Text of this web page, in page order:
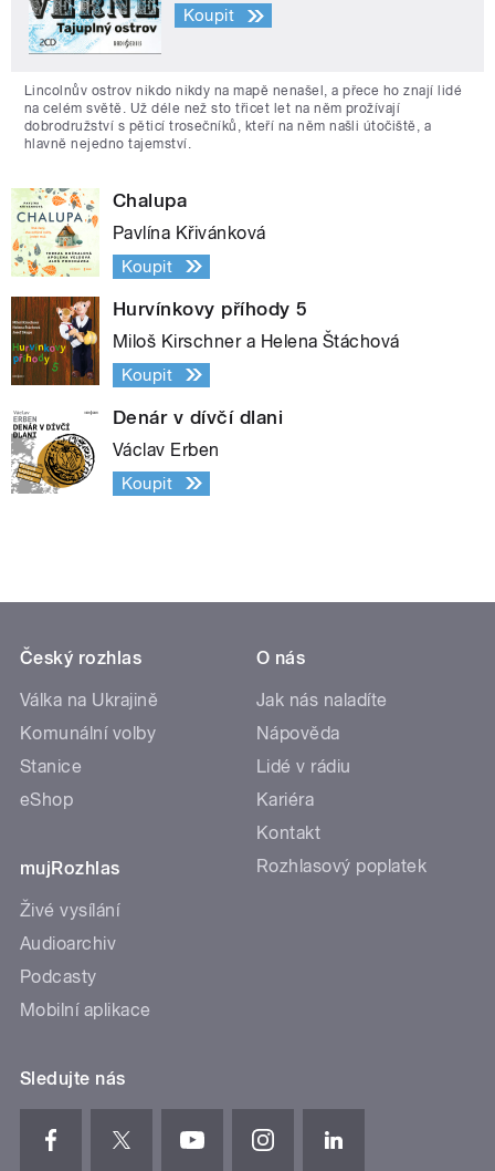
Koupit
Lincolnův ostrov nikdo nikdy na mapě nenašel, a přece ho znají lidé
na celém světě. Už déle než sto třicet let na něm prožívají
dobrodružství s pěticí trosečníků, kteří na něm našli útočiště, a
hlavně nejedno tajemství.
Chalupa
Pavlína Křivánková
Koupit
Hurvínkovy příhody 5
Miloš Kirschner a Helena Štáchová
Koupit
Denár v dívčí dlani
Václav Erben
Koupit
Český rozhlas
Válka na Ukrajině
Komunální volby
Stanice
eShop
mujRozhlas
Živé vysílání
Audioarchiv
Podcasty
Mobilní aplikace
O nás
Jak nás naladíte
Nápověda
Lidé v rádiu
Kariéra
Kontakt
Rozhlasový poplatek
Sledujte nás